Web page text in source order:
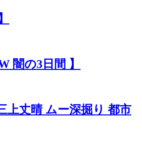
闇の3日間 】
丈晴 ムー深掘り 都市